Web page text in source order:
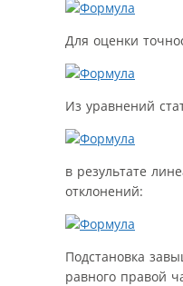
Для оценки
Из уравнений
в результате
отклонений:
Подстановка
равного правой